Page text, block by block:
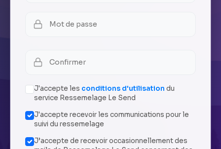
J'accepte les conditions d'utilisation du
service Ressemelage Le Send
J'accepte recevoir les communications pour le
suivi du ressemelage
J’accepte de recevoir occasionnellement des